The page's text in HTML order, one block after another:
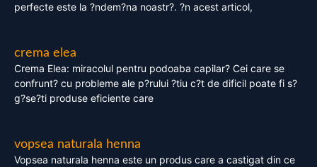
perfecte este la ?ndem?na noastr?. ?n acest articol,
crema elea
Crema Elea: miracolul pentru podoaba capilar? Cei care se
confrunt? cu probleme ale p?rului ?tiu c?t de dificil poate fi s?
g?se?ti produse eficiente care
vopsea naturala henna
Vopsea naturala henna este un produs care a castigat din ce